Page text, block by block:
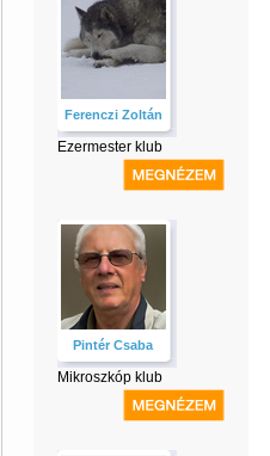
Ferenczi Zoltán
Ezermester klub
Pintér Csaba
Mikroszkóp klub